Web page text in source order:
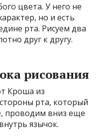
цвета. У него не
но и есть
рта. Рисуем два
друг к другу.
рисования
Кроша из
рта, который
проводим вниз еще
язычок.